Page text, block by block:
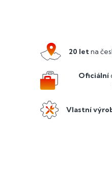
20 letna
Oficiální
Vlastní